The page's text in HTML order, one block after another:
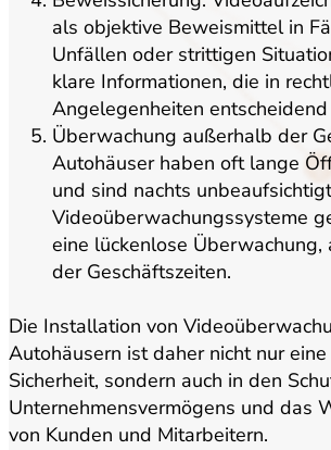
als objektive Beweismittel in
Unfällen oder strittigen
klare Informationen, die in
Angelegenheiten
Überwachung außerhalb der
Autohäuser haben oft lange
und sind nachts
Videoüberwachungssysteme
eine lückenlose Überwachung,
der Geschäftszeiten.
Die Installation von
Autohäusern ist daher nicht nur
Sicherheit, sondern auch in den
Unternehmensvermögens und das
von Kunden und Mitarbeitern.